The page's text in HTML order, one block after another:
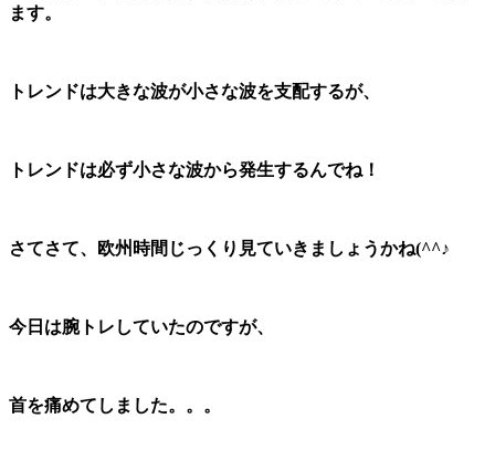
ます。
トレンドは大きな波が小さな波を支配するが、
トレンドは必ず小さな波から発生するんでね！
さてさて、欧州時間じっくり見ていきましょうかね(^^♪
今日は腕トレしていたのですが、
首を痛めてしました。。。